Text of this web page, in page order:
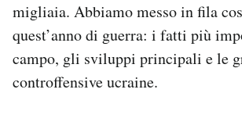
migliaia. Abbiamo messo in fila
quest’anno di guerra: i fatti più
campo, gli sviluppi principali e le
controffensive ucraine.